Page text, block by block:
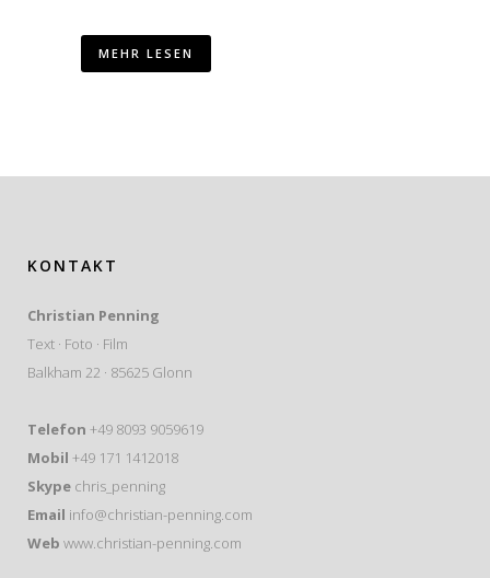
MEHR LESEN
KONTAKT
Christian Penning
Text · Foto · Film
Balkham 22 · 85625 Glonn
Telefon +49 8093 9059619
Mobil +49 171 1412018
Skype chris_penning
Email info@christian-penning.com
Web www.christian-penning.com